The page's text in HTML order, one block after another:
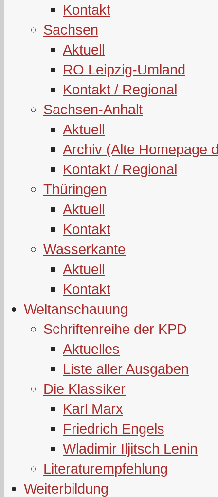
Kontakt
Sachsen
Aktuell
RO Leipzig-Umland
Kontakt / Regional
Sachsen-Anhalt
Aktuell
Archiv (Alte Homepage
Kontakt / Regional
Thüringen
Aktuell
Kontakt
Wasserkante
Aktuell
Kontakt
Weltanschauung
Schriftenreihe der KPD
Aktuelles
Liste aller Ausgaben
Die Klassiker
Karl Marx
Friedrich Engels
Wladimir Iljitsch Lenin
Literaturempfehlung
Weiterbildung